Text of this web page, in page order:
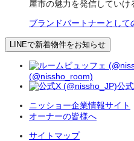
屋市の魅力を発信していけ
ブランドパートナーとして
LINEで新着物件をお知らせ
(@nissho_room)
公
ニッショー企業情報サイト
オーナーの皆様へ
サイトマップ